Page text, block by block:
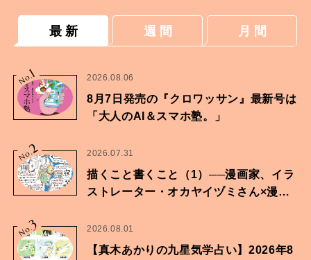
最 新 週 間 月 間
No.
1 2026.08.06
8月7日発売の『クロワッサン』最新号は
「大人のAI＆スマホ塾。」
No.2 2026.07.31
描くこと書くこと（1）──漫画家、イラ
ストレーター・オカヤイヅミさん×漫画
No.3 2026.08.01
【真木あかりの九星気学占い】2026年8